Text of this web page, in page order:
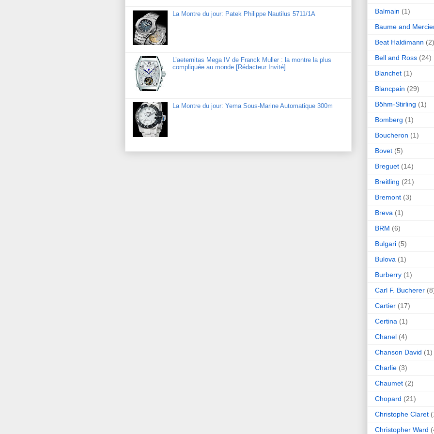
La Montre du jour: Patek Philippe Nautilus 5711/1A
L’aeternitas Mega IV de Franck Muller : la montre la plus
compliquée au monde [Rédacteur Invité]
La Montre du jour: Yema Sous-Marine Automatique 300m
Balmain (1)
Baume and
Beat Haldimann (2)
Bell and Ross (24)
Blanchet (1)
Blancpain (29)
Böhm-Stirling (1)
Bomberg (1)
Boucheron (1)
Bovet (5)
Breguet (14)
Breitling (21)
Bremont (3)
Breva (1)
BRM (6)
Bulgari (5)
Bulova (1)
Burberry (1)
Carl F. Bucherer
Cartier (17)
Certina (1)
Chanel (4)
Chanson David (1)
Charlie (3)
Chaumet (2)
Chopard (21)
Christophe Claret
Christopher Ward